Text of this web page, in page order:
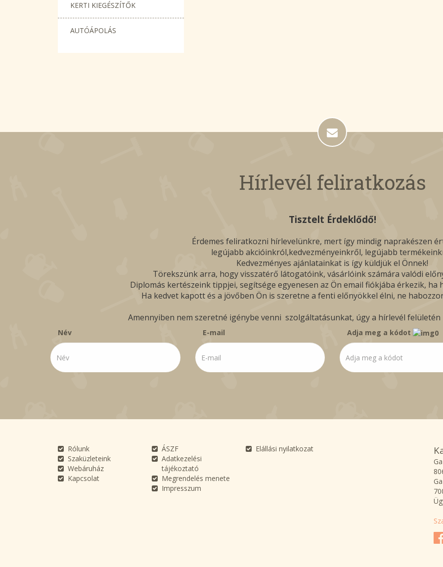
KERTI KIEGÉSZÍTŐK
AUTÓÁPOLÁS
Hírlevél feliratkozás
Tisztelt Érdeklődő!
Érdemes feliratkozni hírlevelünkre, mert így mindig naprakészen
legújabb akcióinkról,kedvezményeinkről, legújabb
Kedvezményes ajánlatainkat is így küldjük el Önnek!
Törekszünk arra, hogy visszatérő látogatóink, vásárlóink számára valódi
Diplomás kertészeink tippjei, segítsége egyenesen az Ön email fiókjába érkezik,
Ha kedvet kapott és a jövőben Ön is szeretne a fenti előnyökkel élni, ne
Amennyiben nem szeretné igénybe venni szolgáltatásunkat, úgy a hírlevél
Név E-mail Adja meg a kódot
Rólunk
Szaküzleteink
Webáruház
Kapcsolat
ÁSZF
Adatkezelési
tájékoztató
Megrendelés menete
Impresszum
Elállási nyilatkozat